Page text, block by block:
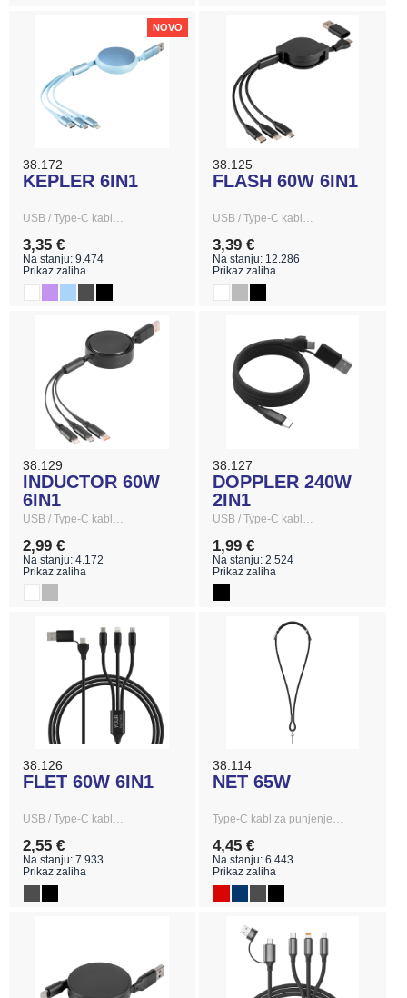
NOVO
38.172
KEPLER 6IN1
USB / Type-C kabl…
3,35 €
Na stanju: 9.474
Prikaz zaliha
38.125
FLASH 60W 6IN1
USB / Type-C kabl…
3,39 €
Na stanju: 12.286
Prikaz zaliha
38.129
INDUCTOR 60W
6IN1
USB / Type-C kabl…
2,99 €
Na stanju: 4.172
Prikaz zaliha
38.127
DOPPLER 240W
2IN1
USB / Type-C kabl…
1,99 €
Na stanju: 2.524
Prikaz zaliha
38.126
FLET 60W 6IN1
USB / Type-C kabl…
2,55 €
Na stanju: 7.933
Prikaz zaliha
38.114
NET 65W
Type-C kabl za punjenje…
4,45 €
Na stanju: 6.443
Prikaz zaliha